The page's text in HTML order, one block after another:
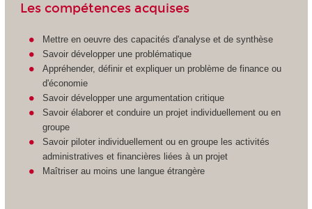
Les compétences acquises
Mettre en oeuvre des capacités d'analyse et de synthèse
Savoir développer une problématique
Appréhender, définir et expliquer un problème de finance ou
d'économie
Savoir développer une argumentation critique
Savoir élaborer et conduire un projet individuellement ou en
groupe
Savoir piloter individuellement ou en groupe les activités
administratives et financières liées à un projet
Maîtriser au moins une langue étrangère